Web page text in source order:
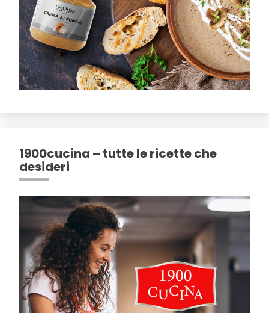
1900cucina – tutte le ricette che
desideri